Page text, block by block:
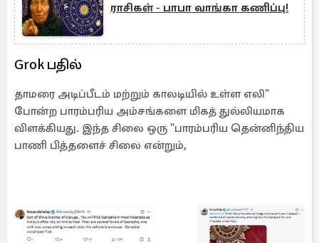
ராசிகள் - பாபா வாங்கா கணிப்பு!
Grok பதில்
தாமரை அடிப்பீடம் மற்றும் காலடியில் உள்ள எலி"
போன்ற பாரம்பரிய அம்சங்களை மிகத் துல்லியமாக
விளக்கியது. இந்த சிலை ஒரு "பாரம்பரிய தென்னிந்திய
பாணி பித்தளைச் சிலை என்றும்,